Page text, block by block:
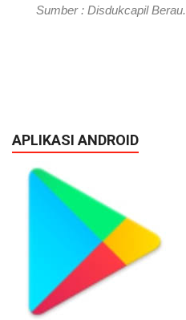
Sumber : Disdukcapil Berau.
APLIKASI ANDROID